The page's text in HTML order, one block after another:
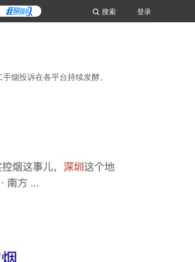
登录
搜索
烟投诉在各平台持续发酵。